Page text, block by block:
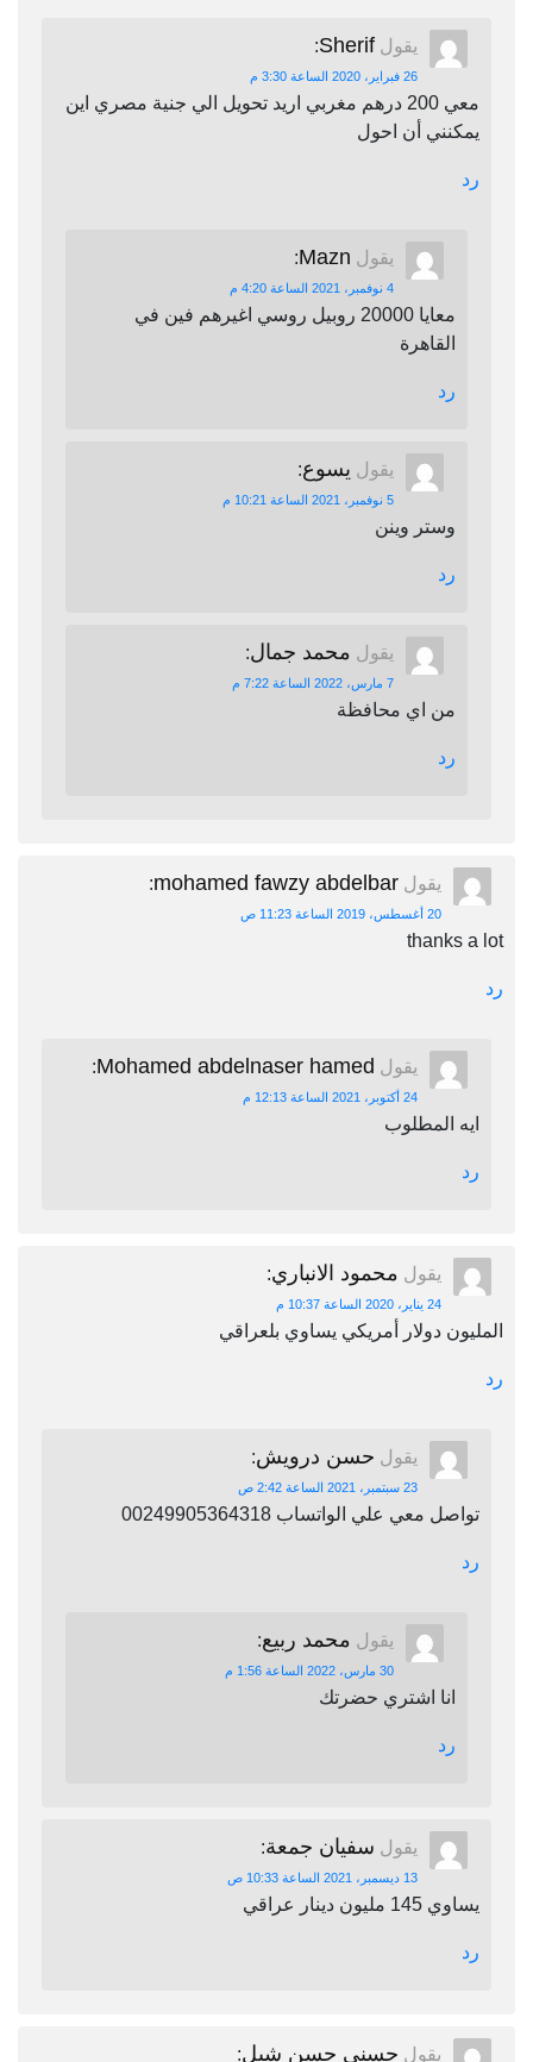
يقول Sherif
:
26 فبراير، 2020 الساعة 3:30 م
معي 200 درهم مغربي اريد تحويل الي جنية مصري اين
يمكنني أن احول
رد
يقول Mazn
:
4 نوفمبر، 2021 الساعة 4:20 م
معايا 20000 روبيل روسي اغيرهم فين في
القاهرة
رد
يقول يسوع:
5 نوفمبر، 2021 الساعة 10:21 م
وستر وينن
رد
يقول محمد جمال:
7 مارس، 2022 الساعة 7:22 م
من اي محافظة
رد
يقول mohamed fawzy abdelbar
:
20 أغسطس، 2019 الساعة 11:23 ص
thanks a lot
رد
يقول Mohamed abdelnaser hamed
:
24 أكتوبر، 2021 الساعة 12:13 م
ايه المطلوب
رد
يقول محمود الانباري:
24 يناير، 2020 الساعة 10:37 م
المليون دولار أمريكي يساوي بلعراقي
رد
يقول حسن درويش:
23 سبتمبر، 2021 الساعة 2:42 ص
تواصل معي علي الواتساب 00249905364318
رد
يقول محمد ربيع:
30 مارس، 2022 الساعة 1:56 م
انا اشتري حضرتك
رد
يقول سفيان جمعة:
13 ديسمبر، 2021 الساعة 10:33 ص
يساوي 145 مليون دينار عراقي
رد
يقول حسني حسن شبل: